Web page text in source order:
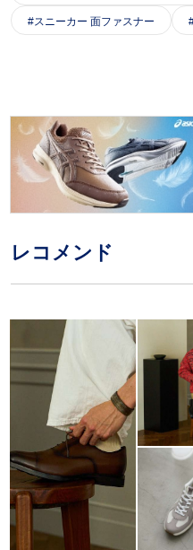
スニーカー 面ファスナー
レコメンド